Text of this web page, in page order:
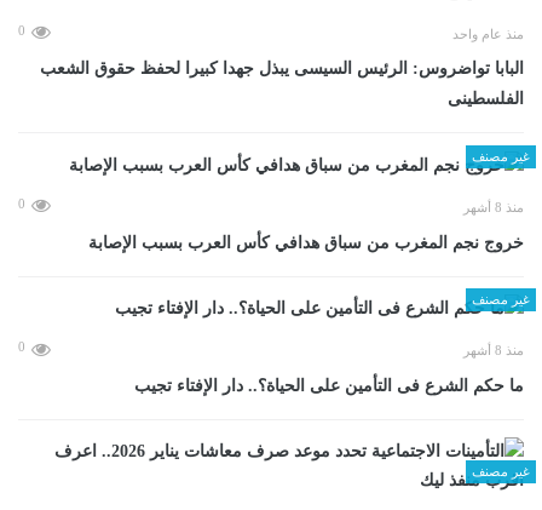
منذ عام واحد 0
البابا تواضروس: الرئيس السيسى يبذل جهدا كبيرا لحفظ حقوق الشعب
الفلسطينى
غير مصنف
منذ 8 أشهر 0
خروج نجم المغرب من سباق هدافي كأس العرب بسبب الإصابة
غير مصنف
منذ 8 أشهر 0
ما حكم الشرع فى التأمين على الحياة؟.. دار الإفتاء تجيب
غير مصنف